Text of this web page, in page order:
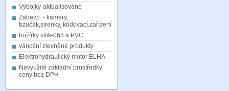
Výbojky-aktualisováno
Zabezp. - kamery,
bzučák,sirenky, kódovací.zařízení
bužírky silik-068 a PVC
vánoční zlevněné produkty
Elektrohydraulický motor ELHA
Nevyužité základní prostředky
ceny bez DPH